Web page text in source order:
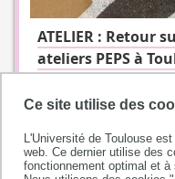
Ce site utilise des
L'Université de Toulouse
web. Ce dernier utilise des
fonctionnement optimal et à
ATELIER : Retour
ateliers PEPS à